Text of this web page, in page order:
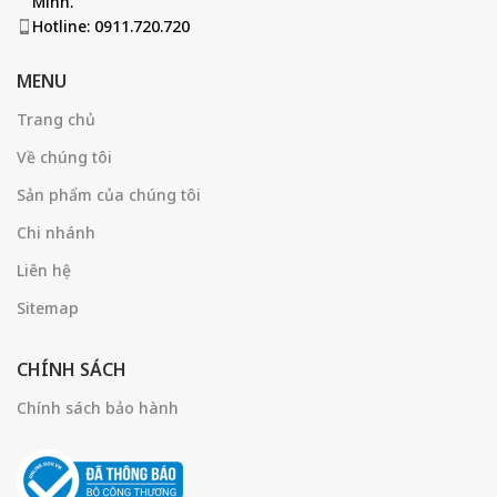
Hotline: 0911.720.720
MENU
Trang chủ
Về chúng tôi
Sản phẩm của chúng tôi
Chi nhánh
Liên hệ
Sitemap
CHÍNH SÁCH
Chính sách bảo hành